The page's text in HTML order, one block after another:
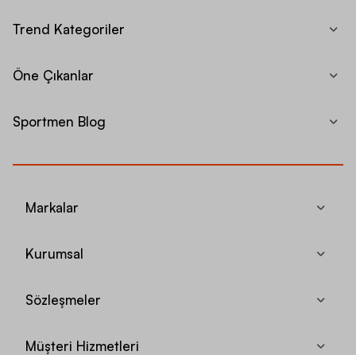
Trend Kategoriler
Öne Çıkanlar
Sportmen Blog
Markalar
Kurumsal
Sözleşmeler
Müşteri Hizmetleri